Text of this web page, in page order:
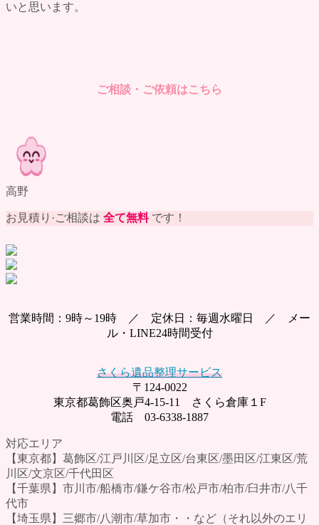
いと思います。
ご相談・ご依頼はこちら
高野
お見積り·ご相談は 全て無料です！
営業時間：9時～19時 ／ 定休日：毎週水曜日 ／ メー
ル・LINE24時間受付
さくら遺品整理サービス
〒124-0022
東京都葛飾区奥戸4-15-11 さくら倉庫１F
電話 03-6338-1887
対応エリア
【東京都】葛飾区/江戸川区/足立区/台東区/墨田区/江東区/荒
川区/文京区/千代田区
【千葉県】市川市/船橋市/鎌ケ谷市/松戸市/柏市/臼井市/八千
代市
【埼玉県】三郷市/八潮市/草加市・・など（それ以外のエリ